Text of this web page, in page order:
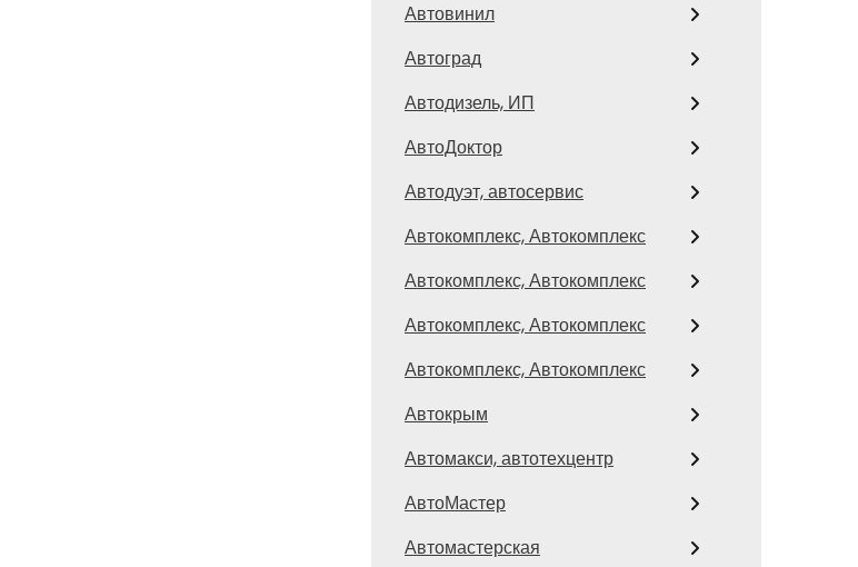
Автовинил
Автоград
Автодизель, ИП
АвтоДоктор
Автодуэт, автосервис
Автокомплекс, Автокомплекс
Автокомплекс, Автокомплекс
Автокомплекс, Автокомплекс
Автокомплекс, Автокомплекс
Автокрым
Автомакси, автотехцентр
АвтоМастер
Автомастерская